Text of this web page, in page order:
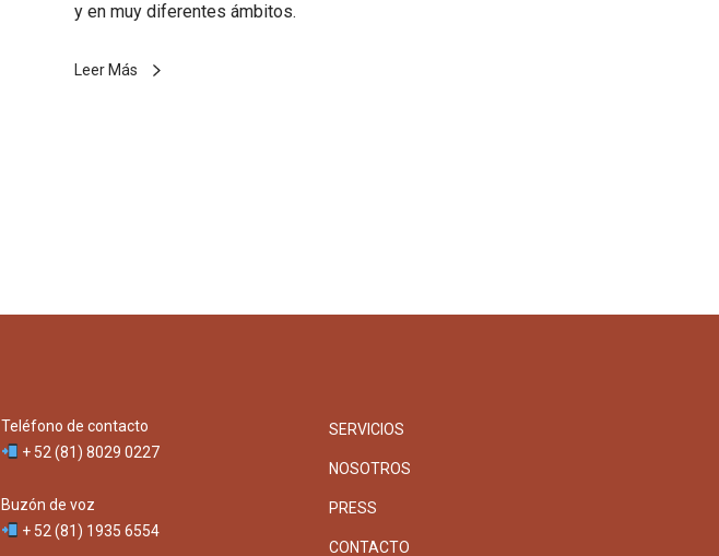
y en muy diferentes ámbitos.
Leer Más
Teléfono de contacto
+ 52 (81) 8029 0227
Buzón de voz
+ 52 (81) 1935 6554
SERVICIOS
NOSOTROS
PRESS
CONTACTO